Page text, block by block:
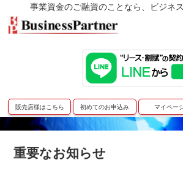
事業資金のご融資のことなら、 ビジネ
販売店様はこちら 初めてのお申込み マイペー
重要なお知らせ